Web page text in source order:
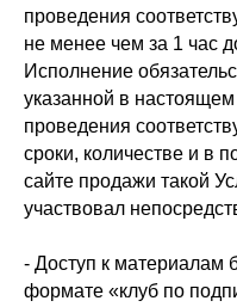
проведения
не менее чем за 1 час
Исполнение
указанной в настоящем
проведения
сроки, количестве и в
сайте продажи такой
участвовал
- Доступ к материалам
формате «клуб по